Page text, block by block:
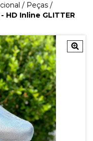
/ Peças /
HD Inline GLITTER